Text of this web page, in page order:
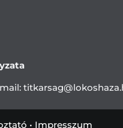
titkarsag
• Impresszum